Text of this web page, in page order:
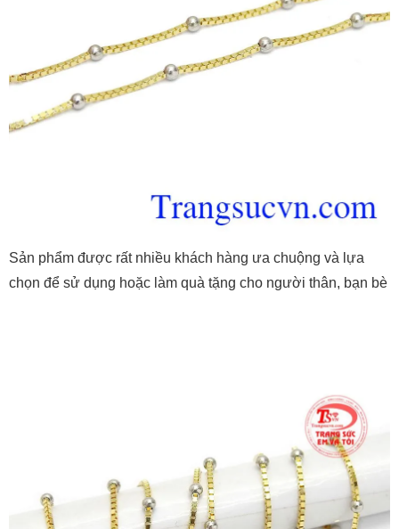
Sản phẩm được rất nhiều khách hàng ưa chuộng và lựa
chọn để sử dụng hoặc làm quà tặng cho người thân, bạn bè